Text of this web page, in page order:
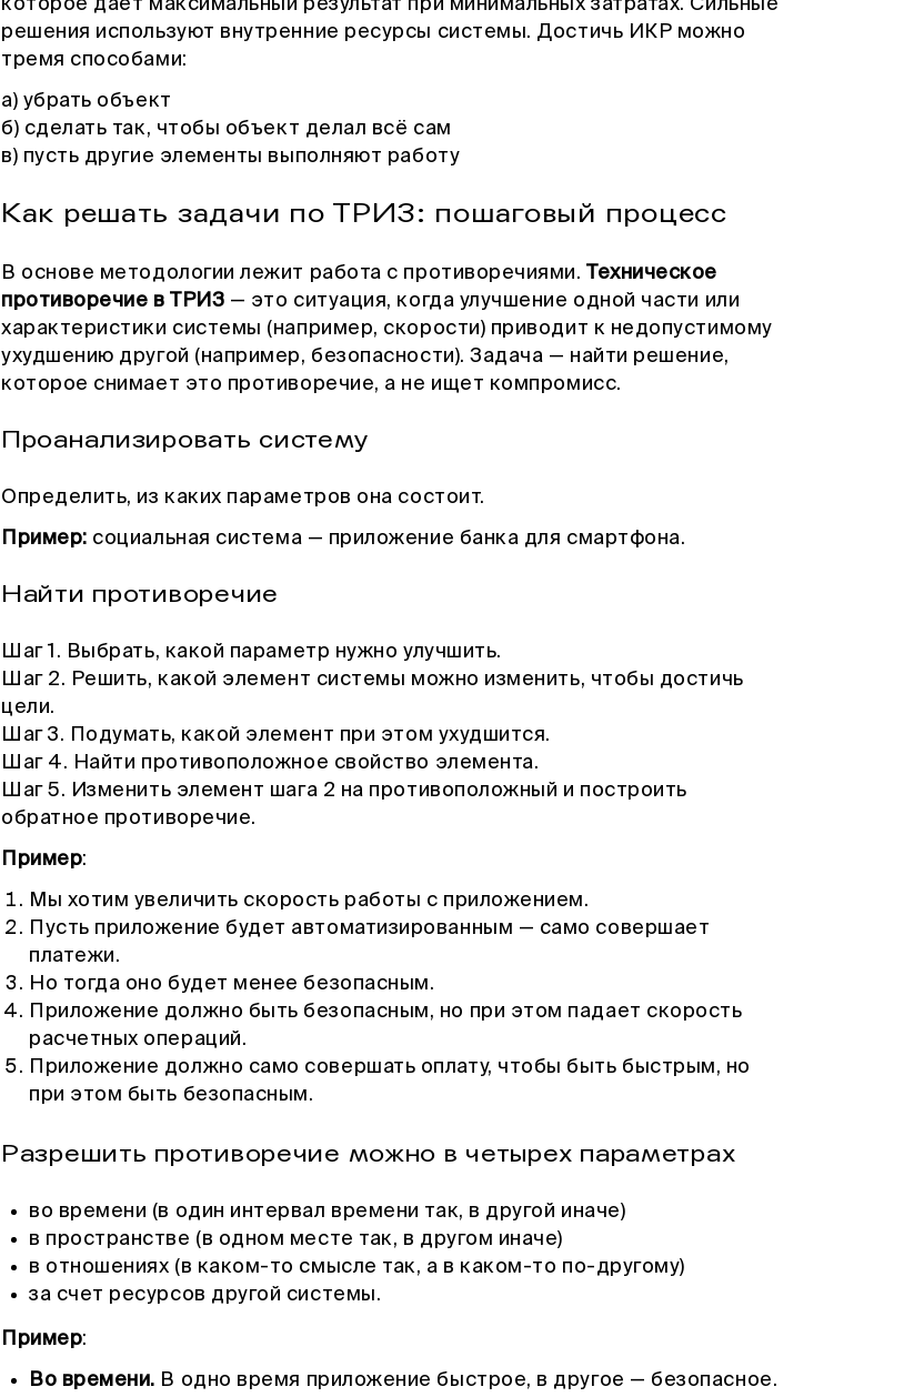
которое дает максимальный результат при минимальных затратах. Сильные
решения используют внутренние ресурсы системы. Достичь ИКР можно
тремя способами:
а) убрать объект
б) сделать так, чтобы объект делал всё сам
в) пусть другие элементы выполняют работу
Как решать задачи по ТРИЗ: пошаговый процесс
В основе методологии лежит работа с противоречиями.Техническое
противоречие в ТРИЗ — это ситуация, когда улучшение одной части или
характеристики системы (например, скорости) приводит к недопустимому
ухудшению другой (например, безопасности). Задача — найти решение,
которое снимает это противоречие, а не ищет компромисс.
Проанализировать систему
Определить, из каких параметров она состоит.
Пример: социальная система — приложение банка для смартфона.
Найти противоречие
Шаг 1. Выбрать, какой параметр нужно улучшить.
Шаг 2. Решить, какой элемент системы можно изменить, чтобы достичь
цели.
Шаг 3. Подумать, какой элемент при этом ухудшится.
Шаг 4. Найти противоположное свойство элемента.
Шаг 5. Изменить элемент шага 2 на противоположный и построить
обратное противоречие.
Пример:
Мы хотим увеличить скорость работы с приложением.
Пусть приложение будет автоматизированным — само совершает
платежи.
Но тогда оно будет менее безопасным.
Приложение должно быть безопасным, но при этом падает скорость
расчетных операций.
Приложение должно само совершать оплату, чтобы быть быстрым, но
при этом быть безопасным.
Разрешить противоречие можно в четырех параметрах
во времени (в один интервал времени так, в другой иначе)
в пространстве (в одном месте так, в другом иначе)
в отношениях (в каком-то смысле так, а в каком-то по-другому)
за счет ресурсов другой системы.
Пример:
Во времени. В одно время приложение быстрое, в другое — безопасное.